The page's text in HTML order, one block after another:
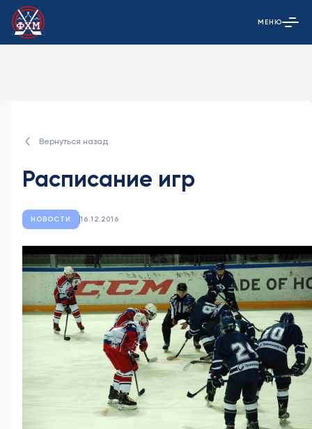
Открыть
МЕНЮ
Вернуться назад
Расписание игр
НОВОСТИ 16.12.2016